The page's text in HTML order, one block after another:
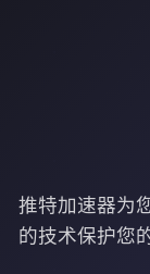
推特加速器为
的技术保护您